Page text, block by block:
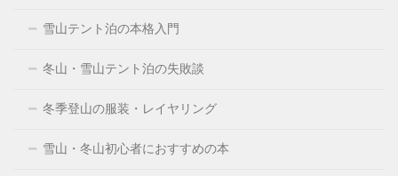
雪山テント泊の本格入門
冬山・雪山テント泊の失敗談
冬季登山の服装・レイヤリング
雪山・冬山初心者におすすめの本